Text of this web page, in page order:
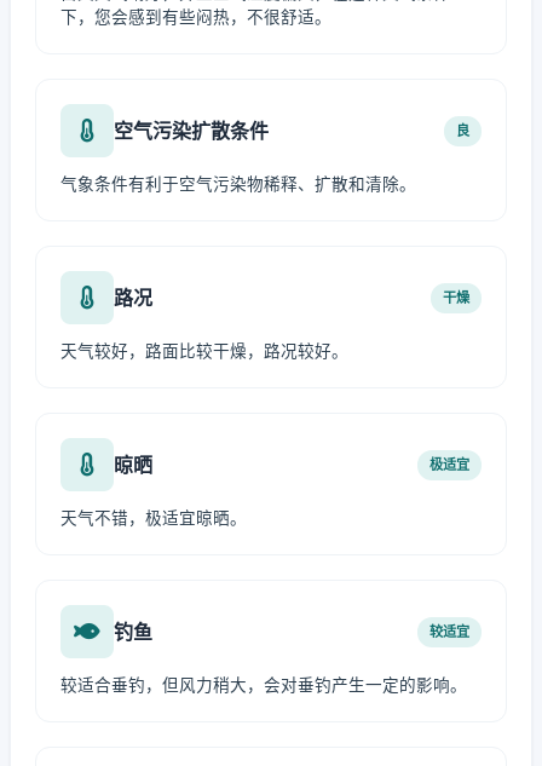
下，您会感到有些闷热，不很舒适。
空气污染扩散条件 良
气象条件有利于空气污染物稀释、扩散和清除。
路况 干燥
天气较好，路面比较干燥，路况较好。
晾晒 极适宜
天气不错，极适宜晾晒。
钓鱼 较适宜
较适合垂钓，但风力稍大，会对垂钓产生一定的影响。